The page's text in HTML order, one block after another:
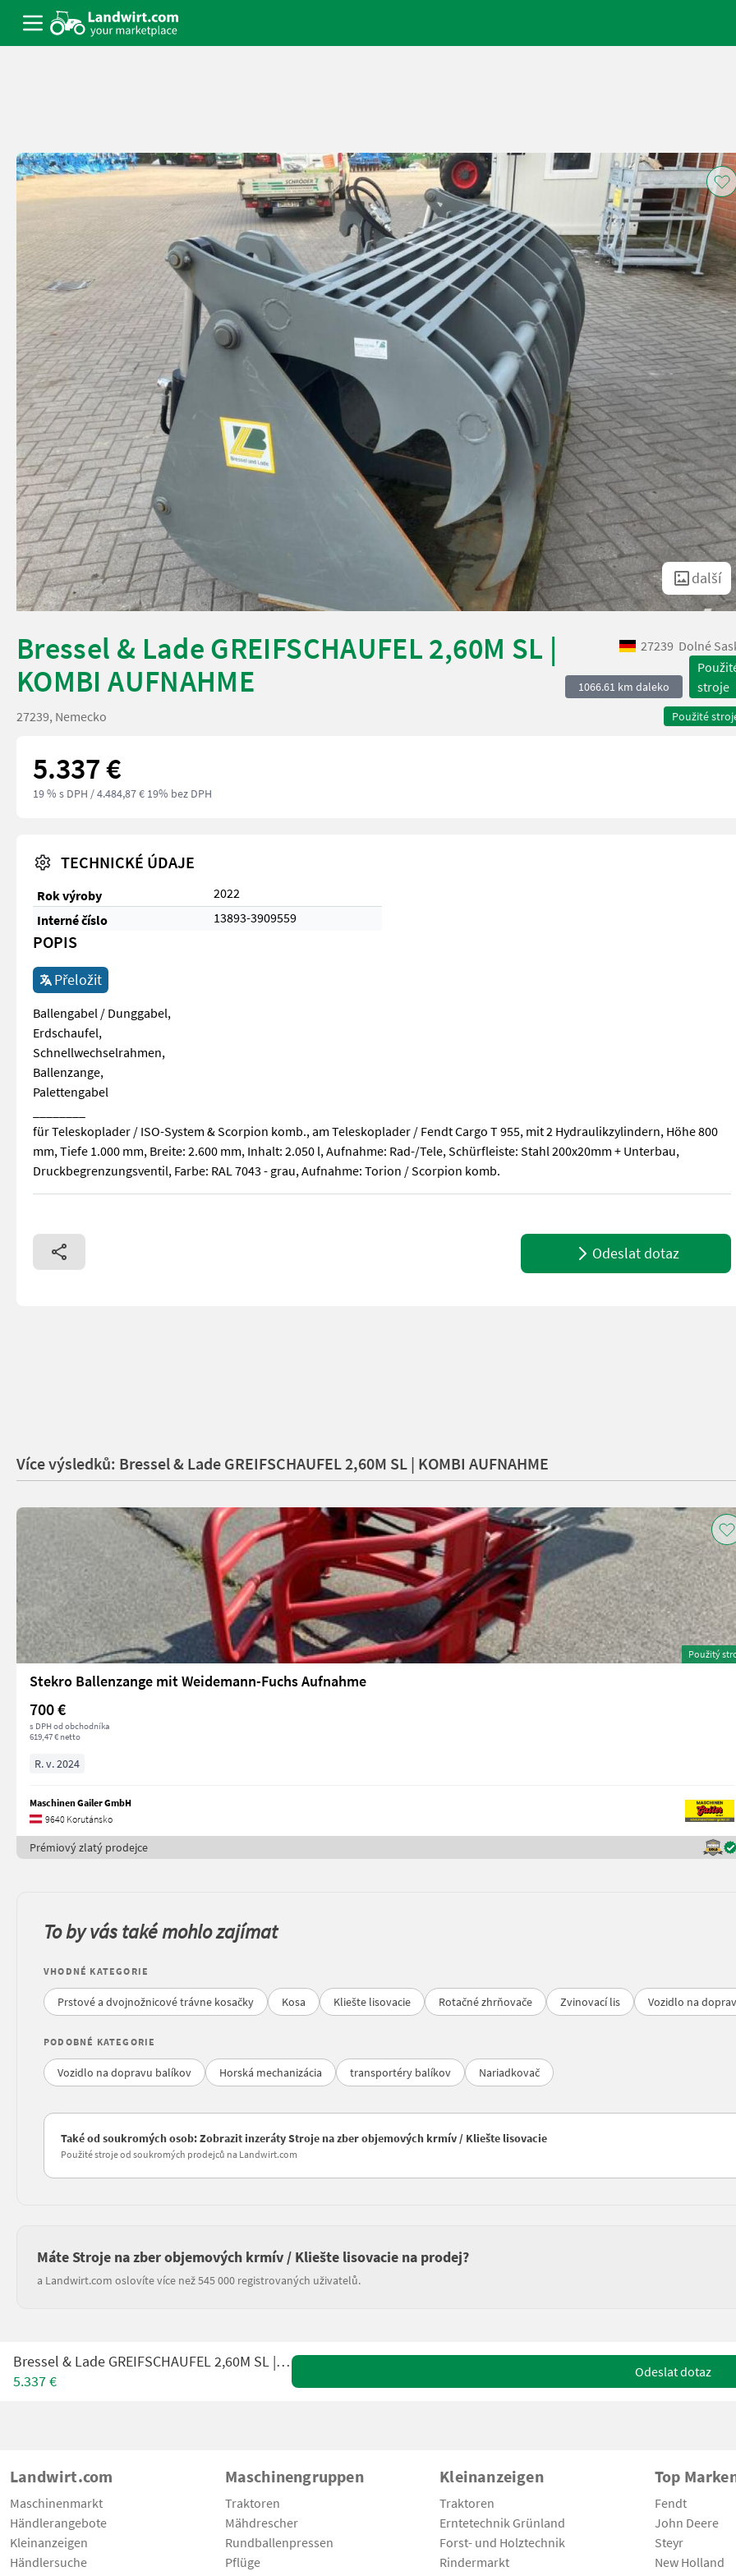
další
Bressel & Lade GREIFSCHAUFEL 2,60M SL |
KOMBI AUFNAHME
27239 Dolné
1066.61 km daleko
stroje
Použité
27239, Nemecko
5.337 €
19 % s DPH / 4.484,87 € 19% bez DPH
TECHNICKÉ ÚDAJE
Rok výroby
2022
Interné číslo
13893-3909559
POPIS
Přeložit
Ballengabel / Dunggabel,
Erdschaufel,
Schnellwechselrahmen,
Ballenzange,
Palettengabel
für Teleskoplader / ISO-System & Scorpion komb., am Teleskoplader / Fendt Cargo T 955, mit 2 Hydraulikzylindern, Höhe 800
mm, Tiefe 1.000 mm, Breite: 2.600 mm, Inhalt: 2.050 l, Aufnahme: Rad-/Tele, Schürfleiste: Stahl 200x20mm + Unterbau,
Druckbegrenzungsventil, Farbe: RAL 7043 - grau, Aufnahme: Torion / Scorpion komb.
Ballengabel / Dunggabel, Erdschaufel, Schnellwechselrahmen, Ballenzange, Palettengabel ________ für Teleskoplader / ISO-
Odeslat dotaz
Více výsledků: Bressel & Lade GREIFSCHAUFEL 2,60M SL | KOMBI AUFNAHME
Použitý
Stekro Ballenzange mit Weidemann-Fuchs Aufnahme
700 €
s DPH od obchodníka
619,47 € netto
R. v. 2024
Maschinen Gailer GmbH
9640 Korutánsko
Prémiový zlatý prodejce
To by vás také mohlo zajímat
VHODNÉ KATEGORIE
Prstové a dvojnožnicové trávne kosačky Kosa Kliešte lisovacie Rotačné zhrňovače Zvinovací lis Vozidlo na
PODOBNÉ KATEGORIE
Vozidlo na dopravu balíkov Horská mechanizácia transportéry balíkov Nariadkovač
Také od soukromých osob: Zobrazit inzeráty Stroje na zber objemových krmív / Kliešte lisovacie
Použité stroje od soukromých prodejců na Landwirt.com
Máte Stroje na zber objemových krmív / Kliešte lisovacie na prodej?
a Landwirt.com oslovíte více než 545 000 registrovaných uživatelů.
Bressel & Lade GREIFSCHAUFEL 2,60M SL | KOMBI AUFNAHME
5.337 €
Odeslat dotaz
Landwirt.com
Maschinenmarkt
Händlerangebote
Kleinanzeigen
Händlersuche
Maschinengruppen
Traktoren
Mähdrescher
Rundballenpressen
Pflüge
Kleinanzeigen
Traktoren
Erntetechnik Grünland
Forst- und Holztechnik
Rindermarkt
Top
Fendt
John Deere
Steyr
New Holland